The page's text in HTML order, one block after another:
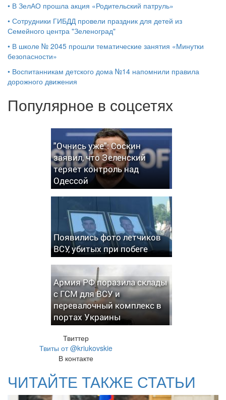
• В ЗелАО прошла акция «Родительский патруль»
• Сотрудники ГИБДД провели праздник для детей из
Семейного центра "Зеленоград"
• В школе № 2045 прошли тематические занятия «Минутки
безопасности»
• Воспитанникам детского дома №14 напомнили правила
дорожного движения
Популярное в соцсетях
"Очнись уже": Соскин
заявил, что Зеленский
теряет контроль над
Одессой
Появились фото летчиков
ВСУ, убитых при побеге
Армия РФ поразила склады
с ГСМ для ВСУ и
перевалочный комплекс в
портах Украины
Твиттер
Твиты от @kriukovskie
В контакте
ЧИТАЙТЕ ТАКЖЕ СТАТЬИ